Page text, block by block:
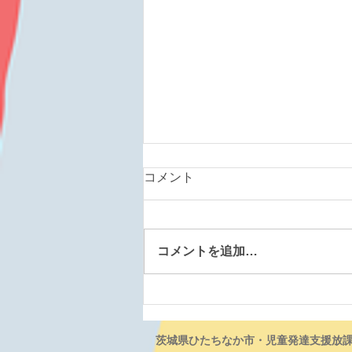
コメント
コメントを追加…
茨城県ひたちなか市・児童発達支援放